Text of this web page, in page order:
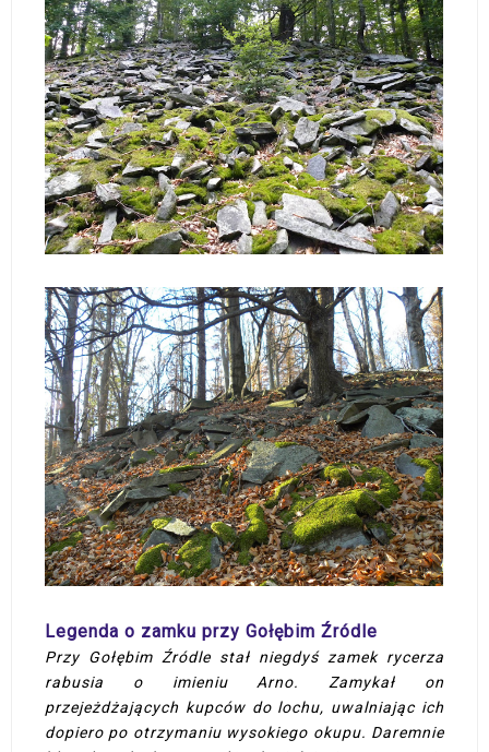
Legenda o zamku przy Gołębim Źródle
Przy Gołębim Źródle stał niegdyś zamek rycerza
rabusia o imieniu Arno. Zamykał on
przejeżdżających kupców do lochu, uwalniając ich
dopiero po otrzymaniu wysokiego okupu. Daremnie